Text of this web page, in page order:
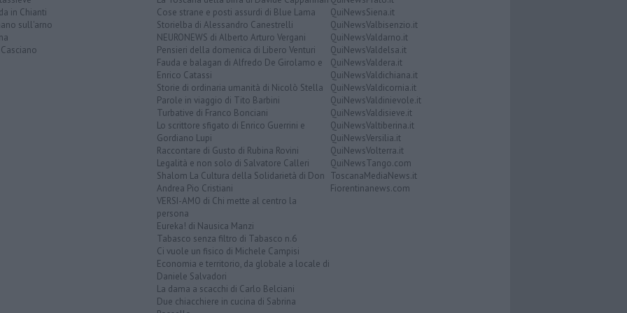
in Chianti
sull'arno
Cose strane e posti assurdi di Blue Lama
Storielba di Alessandro Canestrelli
NEURONEWS di Alberto Arturo Vergani
Pensieri della domenica di Libero Venturi
Fauda e balagan di Alfredo De Girolamo e
Enrico Catassi
Storie di ordinaria umanità di Nicolò Stella
Parole in viaggio di Tito Barbini
Turbative di Franco Bonciani
Lo scrittore sfigato di Enrico Guerrini e
Gordiano Lupi
Raccontare di Gusto di Rubina Rovini
Legalità e non solo di Salvatore Calleri
Shalom La Cultura della Solidarietà di Don
Andrea Pio Cristiani
VERSI-AMO di Chi mette al centro la
persona
Eureka! di Nausica Manzi
Tabasco senza filtro di Tabasco n.6
Ci vuole un fisico di Michele Campisi
Economia e territorio, da globale a locale di
Daniele Salvadori
La dama a scacchi di Carlo Belciani
Due chiacchiere in cucina di Sabrina
QuiNewsSiena.it
QuiNewsValbisenzio.it
QuiNewsValdarno.it
QuiNewsValdelsa.it
QuiNewsValdera.it
QuiNewsValdichiana.it
QuiNewsValdicornia.it
QuiNewsValdinievole.it
QuiNewsValdisieve.it
QuiNewsValtiberina.it
QuiNewsVersilia.it
QuiNewsVolterra.it
QuiNewsTango.com
ToscanaMediaNews.it
Fiorentinanews.com